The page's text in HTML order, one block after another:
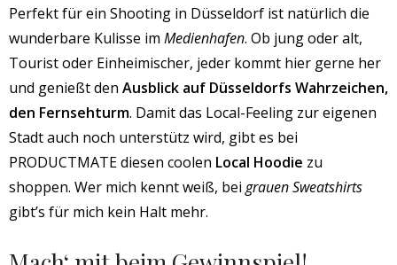
Perfekt für ein Shooting in Düsseldorf ist natürlich die
wunderbare Kulisse im Medienhafen. Ob jung oder alt,
Tourist oder Einheimischer, jeder kommt hier gerne her
und genießt den Ausblick auf Düsseldorfs Wahrzeichen,
den Fernsehturm. Damit das Local-Feeling zur eigenen
Stadt auch noch unterstütz wird, gibt es bei
PRODUCTMATE diesen coolen Local Hoodie zu
shoppen. Wer mich kennt weiß, beigrauen Sweatshirts
gibt’s für mich kein Halt mehr.